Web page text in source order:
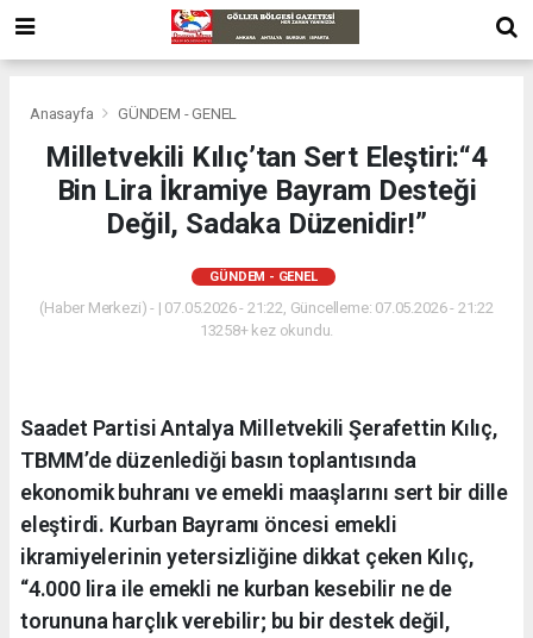
Anasayfa GÜNDEM - GENEL
Milletvekili Kılıç’tan Sert Eleştiri:​“4
Bin Lira İkramiye Bayram Desteği
Değil, Sadaka Düzenidir!”
GÜNDEM - GENEL
(Haber Merkezi) - | 07.05.2026 - 21:22, Güncelleme: 07.05.2026 - 21:22
13258+ kez okundu.
Saadet Partisi Antalya Milletvekili Şerafettin Kılıç,
TBMM’de düzenlediği basın toplantısında
ekonomik buhranı ve emekli maaşlarını sert bir dille
eleştirdi. Kurban Bayramı öncesi emekli
ikramiyelerinin yetersizliğine dikkat çeken Kılıç,
“4.000 lira ile emekli ne kurban kesebilir ne de
torununa harçlık verebilir; bu bir destek değil,